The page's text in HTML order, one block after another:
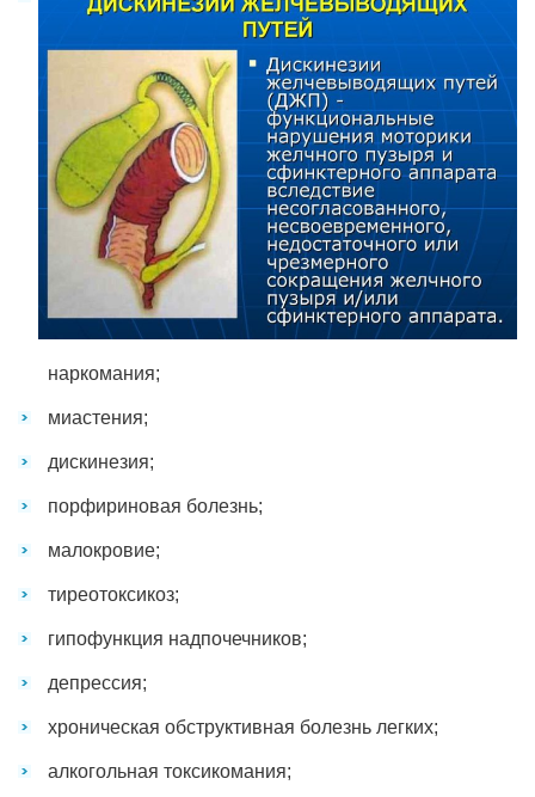
наркомания;
миастения;
дискинезия;
порфириновая болезнь;
малокровие;
тиреотоксикоз;
гипофункция надпочечников;
депрессия;
хроническая обструктивная болезнь легких;
алкогольная токсикомания;